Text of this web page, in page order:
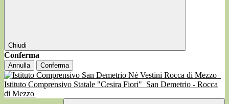
Chiudi
Conferma
Annulla Conferma
Istituto Comprensivo Statale "Cesira Fiori" San Demetrio - Rocca
di Mezzo